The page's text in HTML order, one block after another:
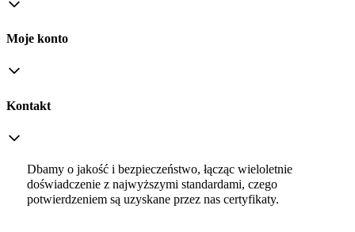
Moje konto
Kontakt
Dbamy o jakość i bezpieczeństwo, łącząc wieloletnie
doświadczenie z najwyższymi standardami, czego
potwierdzeniem są uzyskane przez nas certyfikaty.